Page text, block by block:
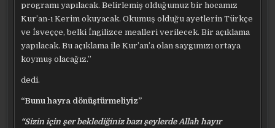
programı yapılacak. Belirlemiş olduğumuz bir hocamız
Kur’an-ı Kerim okuyacak. Okumuş olduğu ayetlerin Türkçe
ve İsveççe, belki İngilizce mealleri verilecek. Bir açıklama
yapılacak. Bu açıklama ile Kur’an’a olan saygımızı ortaya
koymuş olacağız.”
dedi.
“Bunu hayra dönüştürmeliyiz”
“Sizin için şer beklediğiniz bazı şeylerde Allah hayır